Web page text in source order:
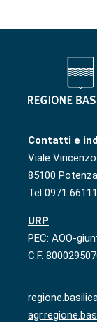
Contatti e
Viale
85100
Tel 0971
URP
PEC: AOO-
C.F.